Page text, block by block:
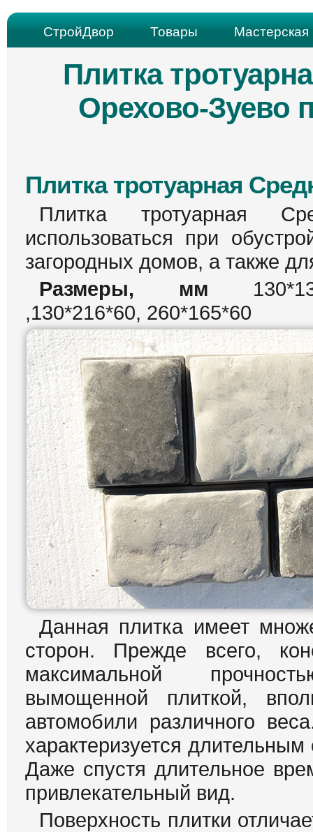
СтройДвор Товары Мастерская
Плитка
Орехово-Зуево
Плитка тротуарная
Плитка тротуарная
использоваться при
загородных домов, а также
Размеры, мм
,130*216*60, 260*165*60
Данная плитка имеет
сторон. Прежде всего,
максимальной
вымощенной плиткой,
автомобили различного
характеризуется
Даже спустя длительное
привлекательный вид.
Поверхность плитки